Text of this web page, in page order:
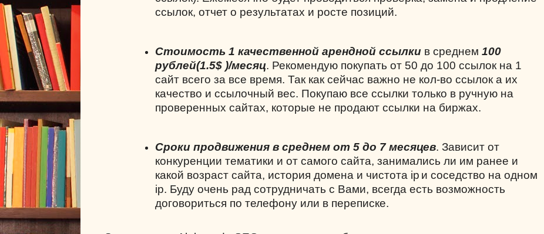
ссылок, отчет о результатах и росте позиций.
Стоимость 1 качественной арендной ссылкив среднем 100
рублей(1.5$ )/месяц. Рекомендую покупать от 50 до 100 ссылок на 1
сайт всего за все время. Так как сейчас важно не кол-во ссылок а их
качество и ссылочный вес. Покупаю все ссылки только в ручную на
проверенных сайтах, которые не продают ссылки на биржах.
Сроки продвижения в среднем от 5 до 7 месяцев. Зависит от
конкуренции тематики и от самого сайта, занимались ли им ранее и
какой возраст сайта, история домена и чистота ip и соседство на одном
ip. Буду очень рад сотрудничать с Вами, всегда есть возможность
договориться по телефону или в переписке.